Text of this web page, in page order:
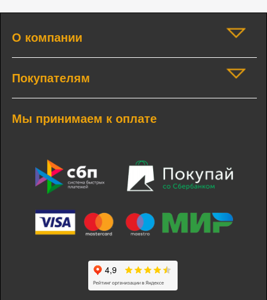
О компании
Покупателям
Мы принимаем к оплате